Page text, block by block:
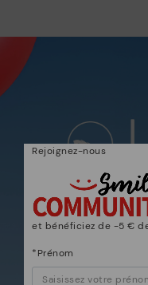
Rejoignez-nous
et bénéficiez de -5 €
*Prénom